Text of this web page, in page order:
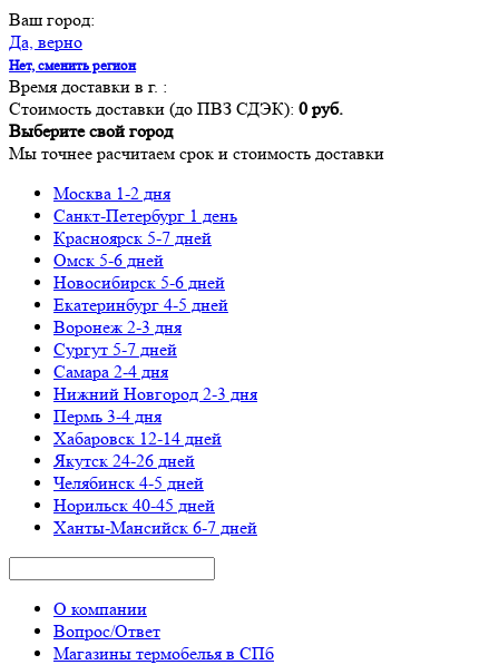
Ваш город:
Да, верно
Нет, сменить регион
Время доставки в г. :
Стоимость доставки (до ПВЗ СДЭК): 0 руб.
Выберите свой город
Мы точнее расчитаем срок и стоимость доставки
Москва 1-2 дня
Санкт-Петербург 1 день
Красноярск 5-7 дней
Омск 5-6 дней
Новосибирск 5-6 дней
Екатеринбург 4-5 дней
Воронеж 2-3 дня
Сургут 5-7 дней
Самара 2-4 дня
Нижний Новгород 2-3 дня
Пермь 3-4 дня
Хабаровск 12-14 дней
Якутск 24-26 дней
Челябинск 4-5 дней
Норильск 40-45 дней
Ханты-Мансийск 6-7 дней
О компании
Вопрос/Ответ
Магазины термобелья в СПб